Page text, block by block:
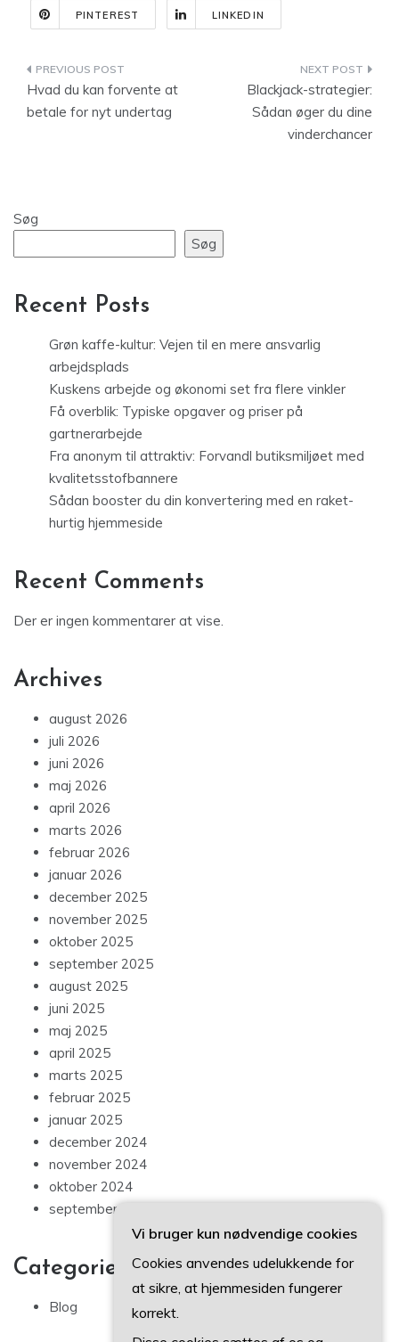
PINTEREST LINKEDIN
Indlægsnavigation
Hvad du kan forvente at
betale for nyt undertag
Blackjack-strategier:
Sådan øger du dine
vinderchancer
Søg
Søg
Recent Posts
Grøn kaffe-kultur: Vejen til en mere ansvarlig
arbejdsplads
Kuskens arbejde og økonomi set fra flere vinkler
Få overblik: Typiske opgaver og priser på
gartnerarbejde
Fra anonym til attraktiv: Forvandl butiksmiljøet med
kvalitetsstofbannere
Sådan booster du din konvertering med en raket-
hurtig hjemmeside
Recent Comments
Der er ingen kommentarer at vise.
Archives
august 2026
juli 2026
juni 2026
maj 2026
april 2026
marts 2026
februar 2026
januar 2026
december 2025
november 2025
oktober 2025
september 2025
august 2025
juni 2025
maj 2025
april 2025
marts 2025
februar 2025
januar 2025
december 2024
november 2024
oktober 2024
september 2024
Categories
Blog
Vi bruger kun nødvendige cookies
Cookies anvendes udelukkende for
at sikre, at hjemmesiden fungerer
korrekt.